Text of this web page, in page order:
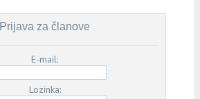
Prijava za članove
E-mail:
Lozinka: